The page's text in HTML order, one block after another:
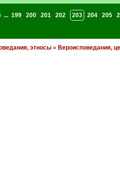
... 199 200 201 202 203 204 205
этносы» Вероисповедания,